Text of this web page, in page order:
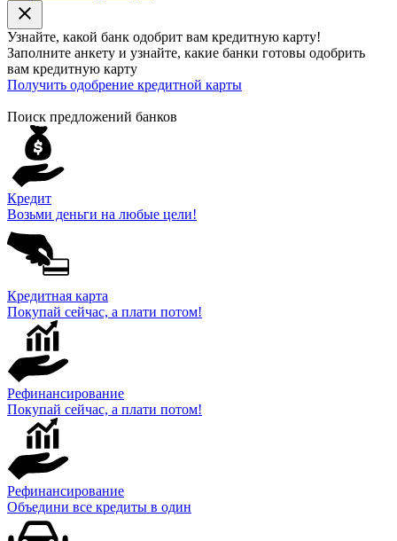
close
Узнайте, какой банк одобрит вам кредитную карту!
Заполните анкету и узнайте, какие банки готовы одобрить
вам кредитную карту
Получить одобрение кредитной карты
Поиск предложений банков
Кредит
Возьми деньги на любые цели!
Кредитная карта
Покупай сейчас, а плати потом!
Рефинансирование
Покупай сейчас, а плати потом!
Рефинансирование
Объедини все кредиты в один